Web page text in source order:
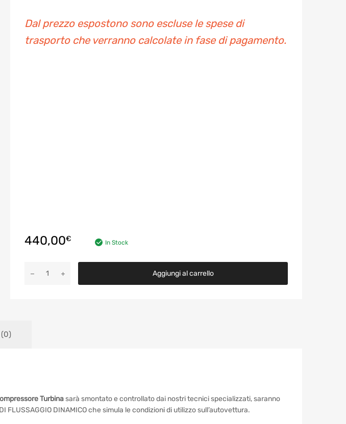
Dal prezzo espostono sono escluse le spese di
trasporto che verranno calcolate in fase di pagamento.
440,00€ In Stock
Turbina
Aggiungi al carrello
(0)
Turbinasarà smontato e controllato dai nostri tecnici specializzati, saranno
DINAMICO che simula le condizioni di utilizzo sull’autovettura.